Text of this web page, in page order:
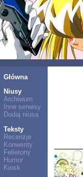
Główna
Niusy
Archiwum
Inne serwisy
Dodaj niusa
Teksty
Recenzje
Konwenty
Felietony
Humor
Kiosk